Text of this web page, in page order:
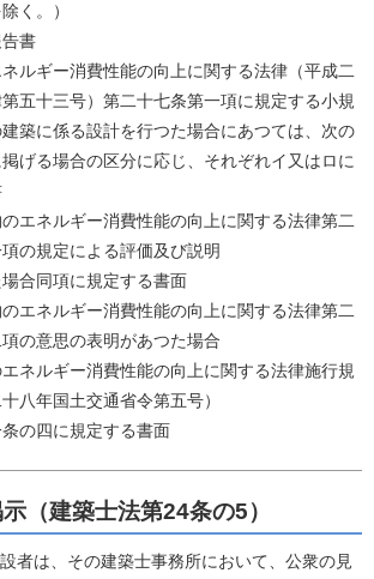
く。）
書
ルギー消費性能の向上に関する法律（平成二
五十三号）第二十七条第一項に規定する小規
築に係る設計を行つた場合にあつては、次の
げる場合の区分に応じ、それぞれイ又はロに
エネルギー消費性能の向上に関する法律第二
の規定による評価及び説明
合同項に規定する書面
エネルギー消費性能の向上に関する法律第二
の意思の表明があつた場合
ネルギー消費性能の向上に関する法律施行規
八年国土交通省令第五号）
の四に規定する書面
（建築士法第24条の5）
者は、その建築士事務所において、公衆の見